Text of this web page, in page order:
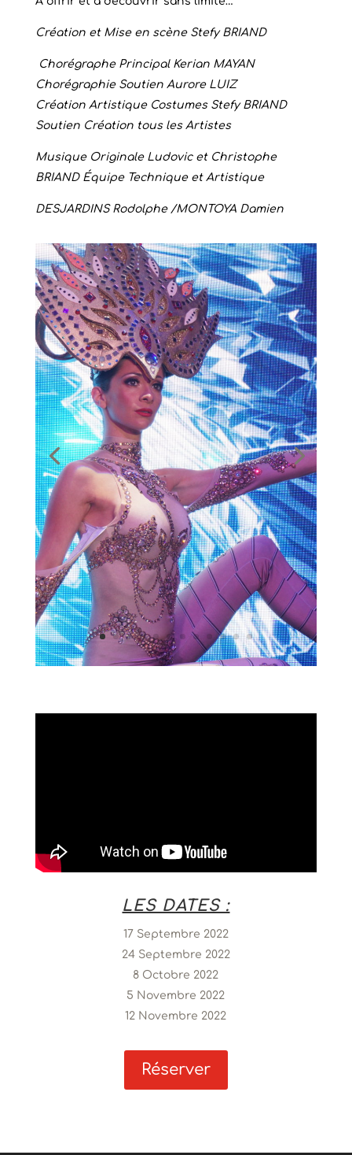
Création et Mise en scène Stefy BRIAND
Chorégraphe Principal Kerian MAYAN
Chorégraphie Soutien Aurore LUIZ
Création Artistique Costumes Stefy BRIAND
Soutien Création tous les Artistes
Musique Originale Ludovic et Christophe
BRIAND Équipe Technique et Artistique
DESJARDINS Rodolphe /MONTOYA Damien
LES DATES :
17 Septembre 2022
24 Septembre 2022
8 Octobre 2022
5 Novembre 2022
12 Novembre 2022
Réserver